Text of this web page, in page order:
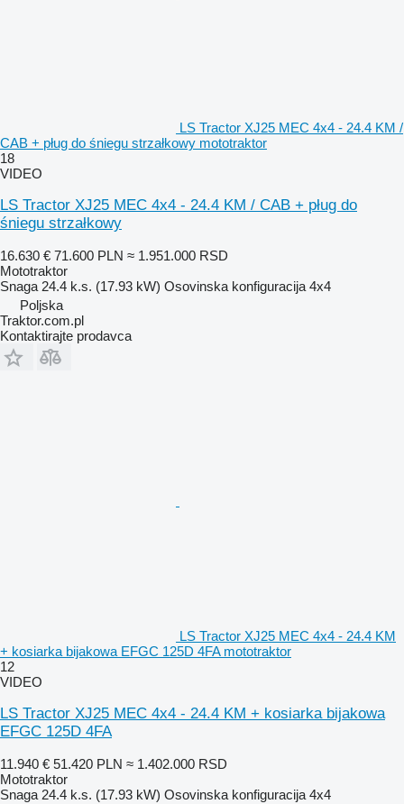
LS Tractor XJ25 MEC 4x4 - 24.4 KM /
CAB + pług do śniegu strzałkowy mototraktor
18
VIDEO
LS Tractor XJ25 MEC 4x4 - 24.4 KM / CAB + pług do
śniegu strzałkowy
16.630 € 71.600 PLN ≈ 1.951.000 RSD
Mototraktor
Snaga 24.4 k.s. (17.93 kW) Osovinska konfiguracija 4x4
Poljska
Traktor.com.pl
Kontaktirajte prodavca
LS Tractor XJ25 MEC 4x4 - 24.4 KM
+ kosiarka bijakowa EFGC 125D 4FA mototraktor
12
VIDEO
LS Tractor XJ25 MEC 4x4 - 24.4 KM + kosiarka bijakowa
EFGC 125D 4FA
11.940 € 51.420 PLN ≈ 1.402.000 RSD
Mototraktor
Snaga 24.4 k.s. (17.93 kW) Osovinska konfiguracija 4x4